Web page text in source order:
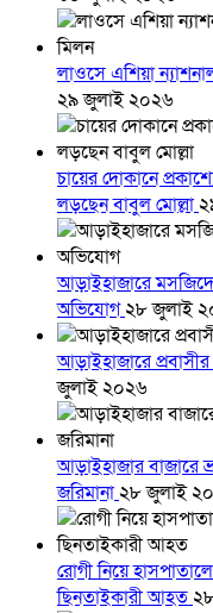
লাওসে এশিয়া
২৯ জুলাই ২০২৬
চায়ের দোকানে
লড়ছেন বাবুল মোল্লা
আড়াইহাজারে
অভিযোগ২৮ জুলাই
আড়াইহাজারে প্রবাসীর
জুলাই ২০২৬
আড়াইহাজার বাজারে
জরিমানা২৮ জুলাই
রোগী নিয়ে
ছিনতাইকারী আহত